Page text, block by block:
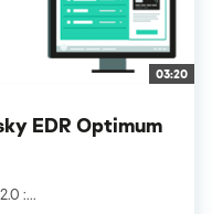
03:20
EDR Optimum
:...